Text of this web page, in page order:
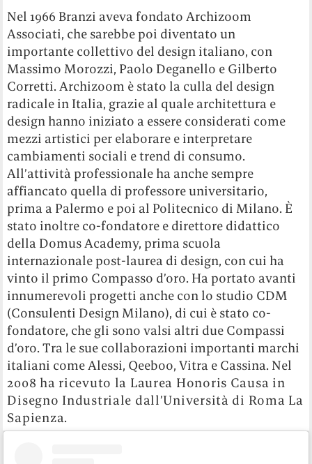
Nel 1966 Branzi aveva fondato Archizoom
Associati, che sarebbe poi diventato un
importante collettivo del design italiano, con
Massimo Morozzi, Paolo Deganello e Gilberto
Corretti. Archizoom è stato la culla del design
radicale in Italia, grazie al quale architettura e
design hanno iniziato a essere considerati come
mezzi artistici per elaborare e interpretare
cambiamenti sociali e trend di consumo.
All’attività professionale ha anche sempre
affiancato quella di professore universitario,
prima a Palermo e poi al Politecnico di Milano. È
stato inoltre co-fondatore e direttore didattico
della Domus Academy, prima scuola
internazionale post-laurea di design, con cui ha
vinto il primo Compasso d’oro. Ha portato avanti
innumerevoli progetti anche con lo studio CDM
(Consulenti Design Milano), di cui è stato co-
fondatore, che gli sono valsi altri due Compassi
d’oro. Tra le sue collaborazioni importanti marchi
italiani come Alessi, Qeeboo, Vitra e Cassina. Nel
2008 ha ricevuto la Laurea Honoris Causa in
Disegno Industriale dall’Università di Roma La
Sapienza.